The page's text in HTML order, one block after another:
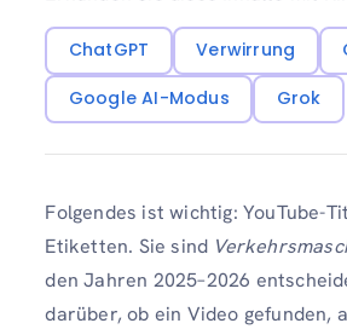
ChatGPT Verwirrung
Google AI-Modus
Grok
Folgendes ist wichtig: YouTube-
Etiketten. Sie sind
den Jahren 2025–2026
darüber, ob ein Video gefunden,